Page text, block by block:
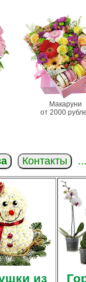
Макаруни
от 2000
Контакты
из